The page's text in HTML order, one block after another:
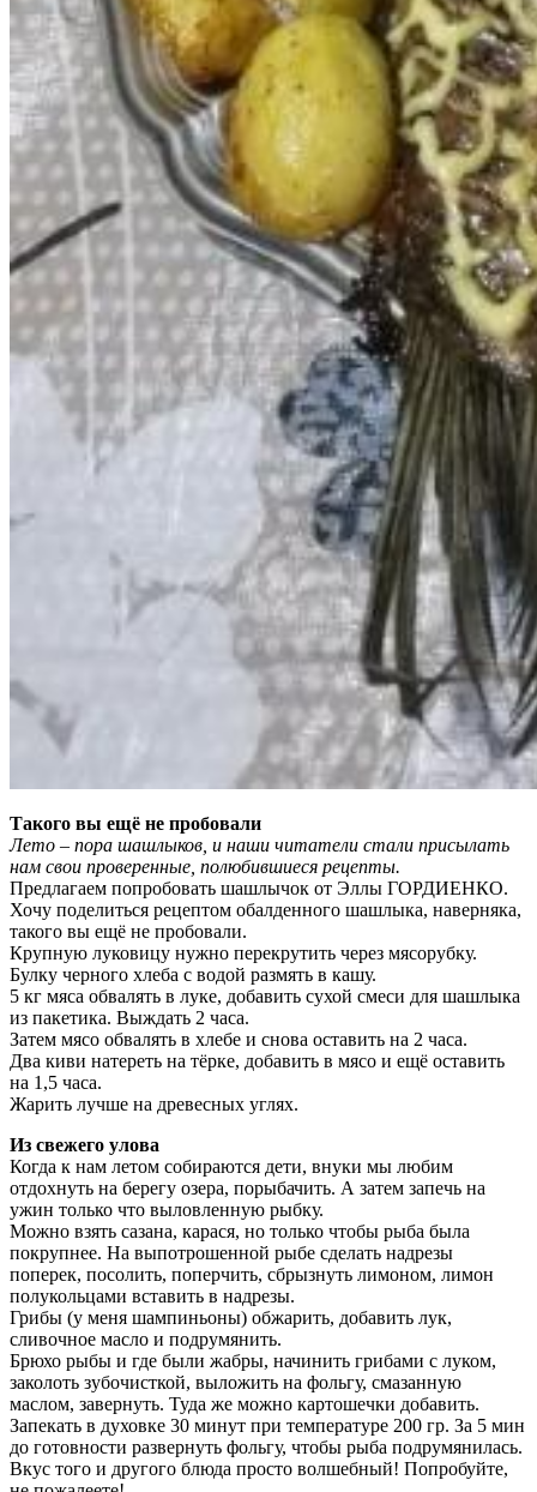
Такого вы ещё не пробовали
Лето – пора шашлыков, и наши читатели стали присылать
нам свои проверенные, полюбившиеся рецепты.
Предлагаем попробовать шашлычок от Эллы ГОРДИЕНКО.
Хочу поделиться рецептом обалденного шашлыка, наверняка,
такого вы ещё не пробовали.
Крупную луковицу нужно перекрутить через мясорубку.
Булку черного хлеба с водой размять в кашу.
5 кг мяса обвалять в луке, добавить сухой смеси для шашлыка
из пакетика. Выждать 2 часа.
Затем мясо обвалять в хлебе и снова оставить на 2 часа.
Два киви натереть на тёрке, добавить в мясо и ещё оставить
на 1,5 часа.
Жарить лучше на древесных углях.
Из свежего улова
Когда к нам летом собираются дети, внуки мы любим
отдохнуть на берегу озера, порыбачить. А затем запечь на
ужин только что выловленную рыбку.
Можно взять сазана, карася, но только чтобы рыба была
покрупнее. На выпотрошенной рыбе сделать надрезы
поперек, посолить, поперчить, сбрызнуть лимоном, лимон
полукольцами вставить в надрезы.
Грибы (у меня шампиньоны) обжарить, добавить лук,
сливочное масло и подрумянить.
Брюхо рыбы и где были жабры, начинить грибами с луком,
заколоть зубочисткой, выложить на фольгу, смазанную
маслом, завернуть. Туда же можно картошечки добавить.
Запекать в духовке 30 минут при температуре 200 гр. За 5 мин
до готовности развернуть фольгу, чтобы рыба подрумянилась.
Вкус того и другого блюда просто волшебный! Попробуйте,